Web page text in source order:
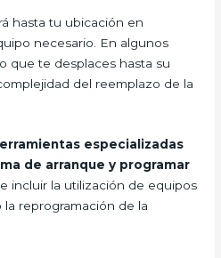
hasta tu ubicación en
necesario. En algunos
que te desplaces hasta su
del reemplazo de la
especializadas
de arranque y programar
incluir la utilización de equipos
reprogramación de la